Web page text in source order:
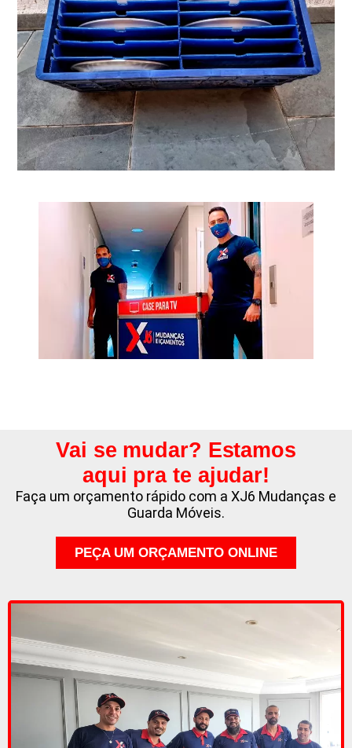
Vai se mudar? Estamos
aqui pra te ajudar!
Faça um orçamento rápido com a XJ6 Mudanças e
Guarda Móveis.
PEÇA UM ORÇAMENTO ONLINE